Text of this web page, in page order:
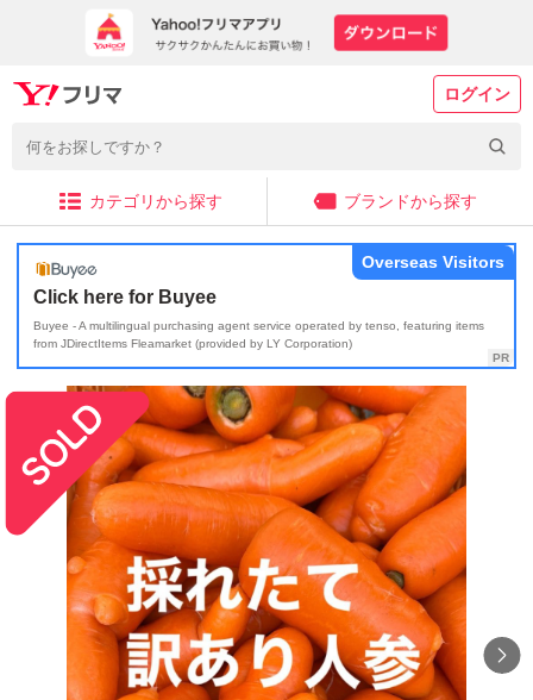
ログイン
カテゴリから探す ブランドから探す
Click here for Buyee
Buyee - A multilingual purchasing agent service operated by tenso, featuring items
from JDirectItems Fleamarket (provided by LY Corporation)
Overseas Visitors